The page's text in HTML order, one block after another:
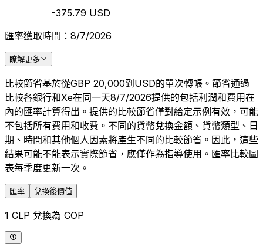
-375.79 USD
匯率獲取時間：8/7/2026
瞭解更多
比較節省基於從GBP 20,000到USD的單次轉帳。節省通過
比較各銀行和Xe在同一天8/7/2026提供的包括利潤和費用在
內的匯率計算得出。提供的比較節省僅對給定示例有效，可能
不包括所有費用和收費。不同的貨幣兌換金額、貨幣類型、日
期、時間和其他個人因素將產生不同的比較節省。因此，這些
結果可能不能表示實際節省，應僅作為指導使用。匯率比較圖
表每季度更新一次。
匯率 兌換後價值
1 CLP 兌換為 COP